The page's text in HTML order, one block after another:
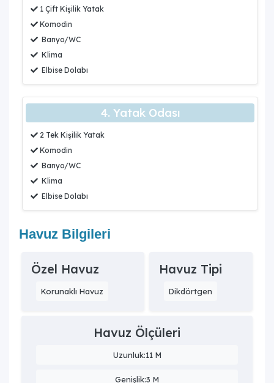
1 Çift Kişilik Yatak
Komodin
Banyo/WC
Klima
Elbise Dolabı
4. Yatak Odası
2 Tek Kişilik Yatak
Komodin
Banyo/WC
Klima
Elbise Dolabı
Havuz Bilgileri
Özel Havuz
Korunaklı Havuz
Havuz Tipi
Dikdörtgen
Havuz Ölçüleri
Uzunluk:11 M
Genişlik:3 M